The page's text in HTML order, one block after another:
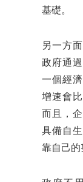
基礎。
另一方
政府通
一個經
增速會
而且，
具備自
靠自己的